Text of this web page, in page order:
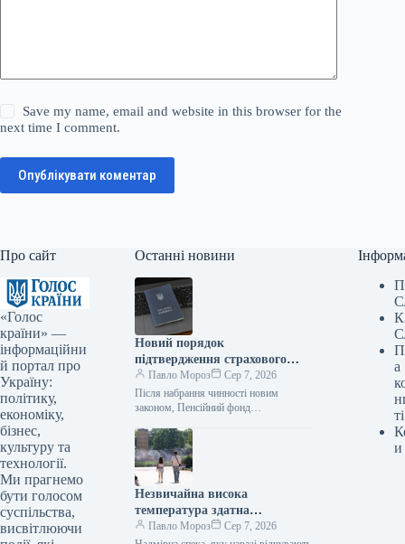
Save my name, email and website in this browser for the
next time I comment.
Опублікувати коментар
Про сайт
«Голос
країни» —
інформаційни
й портал про
Україну:
політику,
економіку,
бізнес,
культуру та
технології.
Ми прагнемо
бути голосом
суспільства,
висвітлюючи
Останні новини
Новий порядок
підтвердження страхового
стажу пояснено депутатом
Павло Мороз
Сер 7, 2026
Після набрання чинності новим
законом, Пенсійний фонд
пошук підтверджень страхового стажу
в державних реєстрах та надавати
сприяння…
Незвичайна висока
температура здатна
викликати серцевий напад чи
Павло Мороз
Сер 7, 2026
а
ті
и